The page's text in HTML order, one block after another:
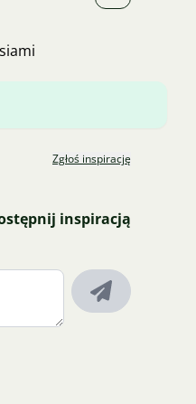
Zgłoś inspirację
inspiracją